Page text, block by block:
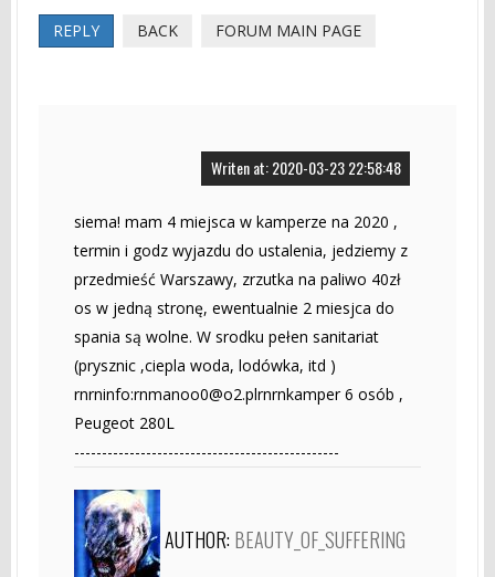
REPLY BACK FORUM MAIN PAGE
Writen at: 2020-03-23 22:58:48
siema! mam 4 miejsca w kamperze na 2020 ,
termin i godz wyjazdu do ustalenia, jedziemy z
przedmieść Warszawy, zrzutka na paliwo 40zł
os w jedną stronę, ewentualnie 2 miesjca do
spania są wolne. W srodku pełen sanitariat
(prysznic ,ciepla woda, lodówka, itd )
rnrninfo:rnmanoo0@o2.plrnrnkamper6 osób ,
Peugeot 280L
------------------------------------------------
AUTHOR: BEAUTY_OF_SUFFERING